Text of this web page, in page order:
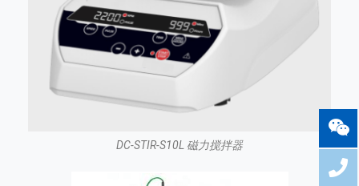
DC-STIR-S10L 磁力搅拌器